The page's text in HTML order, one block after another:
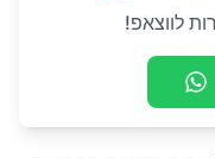
לווצאפ!